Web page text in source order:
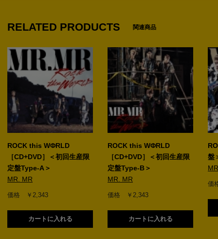
RELATED PRODUCTS 関連商品
ROCK this WΦRLD
［CD+DVD］＜初回生産限
定盤Type-A＞
MR. MR
価格 ￥2,343
カートに入れる
ROCK this WΦRLD
［CD+DVD］＜初回生産限
定盤Type-B＞
MR. MR
価格 ￥2,343
カートに入れる
盤
価